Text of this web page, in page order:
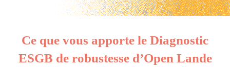
Ce que vous apporte le Diagnostic
ESGB de robustesse d’Open Lande